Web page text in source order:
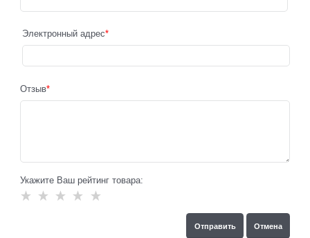
Электронный адрес
Отзыв
Укажите Ваш рейтинг товара: